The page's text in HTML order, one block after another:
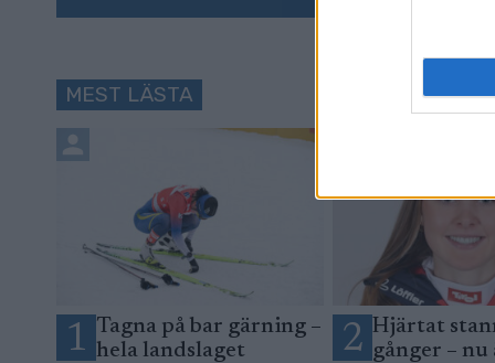
MEST LÄSTA
1 Tagna på bar gärning –
hela landslaget
2 Hjärtat
gånger – nu